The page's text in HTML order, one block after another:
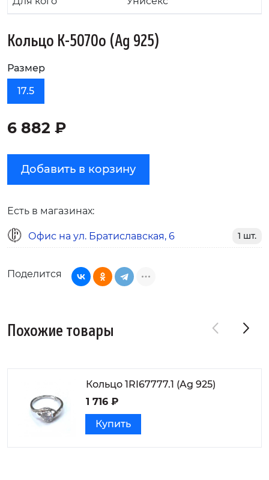
Кольцо К-5070о (Ag 925)
Размер
17.5
6 882 ₽
Добавить в корзину
Есть в магазинах:
Офис на ул. Братиславская, 6 1 шт.
Поделится
Похожие товары
Кольцо 1RI67777.1 (Ag 925)
1 716 ₽
Купить